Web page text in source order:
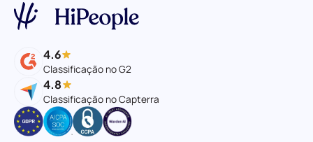
4.6
Classificação no G2
4.8
Classificação no Capterra